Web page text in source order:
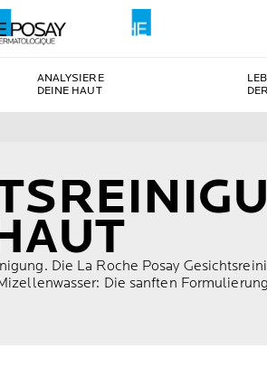
ANALYSIERE
DEINE HAUT
Die La Roche Posay
Die sanften